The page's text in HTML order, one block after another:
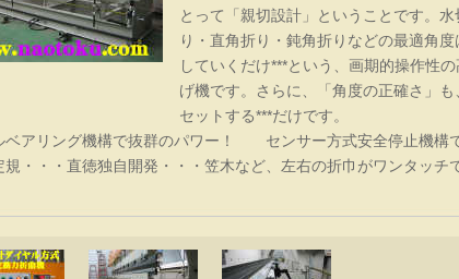
とって「親切設計」ということです。
り・直角折り・鈍角折りなどの最適角
していくだけ***という、画期的操作性
げ機です。さらに、「角度の正確さ」
セットする***だけです。
ベアリング機構で抜群のパワー！ センサー方式安全停止機構
規・・・直徳独自開発・・・笠木など、左右の折巾がワンタッチ